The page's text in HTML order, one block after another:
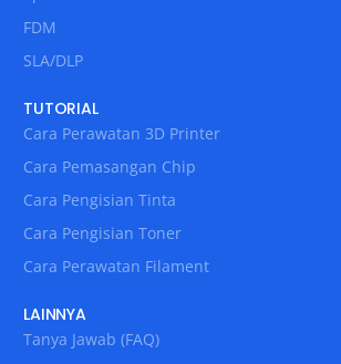
FDM
SLA/DLP
TUTORIAL
Cara Perawatan 3D Printer
Cara Pemasangan Chip
Cara Pengisian Tinta
Cara Pengisian Toner
Cara Perawatan Filament
LAINNYA
Tanya Jawab (FAQ)